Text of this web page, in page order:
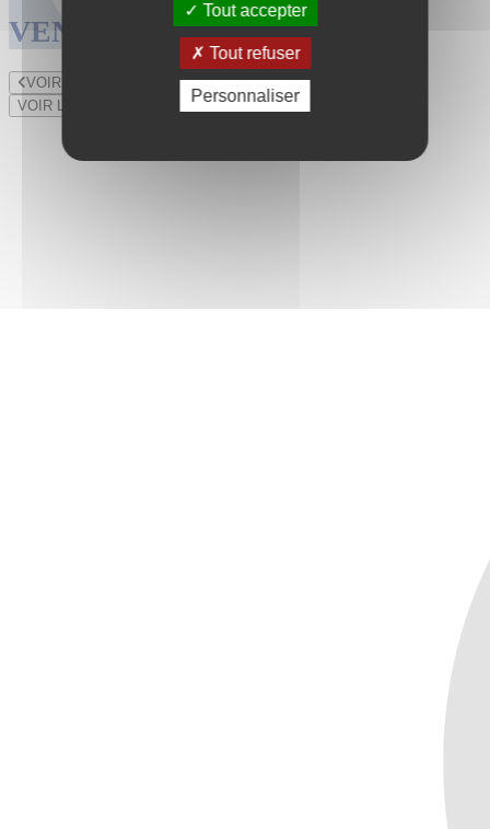
VENTES TERMINÉES
VOIR LE LOT PRÉCÉDENT
VOIR LE LOT SUIVANT
Tout accepter
Tout refuser
Personnaliser